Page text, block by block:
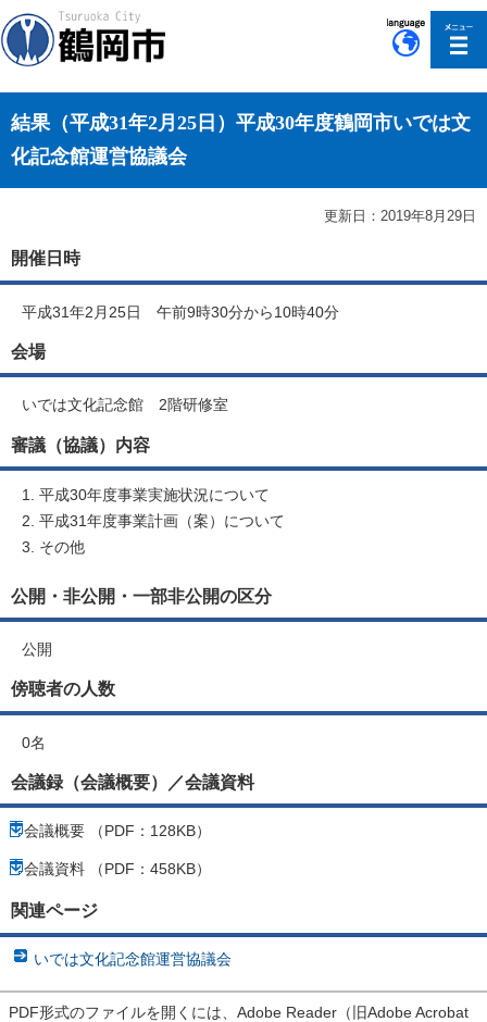
結果（平成31年2月25日）平成30年度鶴岡市いでは文
化記念館運営協議会
更新日：2019年8月29日
開催日時
平成31年2月25日 午前9時30分から10時40分
会場
いでは文化記念館 2階研修室
審議（協議）内容
平成30年度事業実施状況について
平成31年度事業計画（案）について
その他
公開・非公開・一部非公開の区分
公開
傍聴者の人数
0名
会議録（会議概要）／会議資料
会議概要 （PDF：128KB）
会議資料 （PDF：458KB）
関連ページ
いでは文化記念館運営協議会
PDF形式のファイルを開くには、Adobe Reader（旧Adobe Acrobat